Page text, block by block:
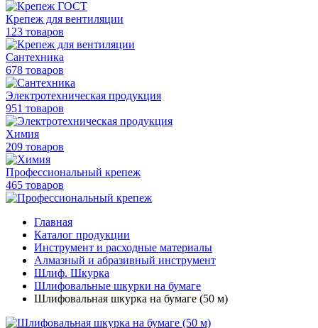
Крепеж для вентиляции
123 товаров
Сантехника
678 товаров
Электротехническая продукция
951 товаров
Химия
209 товаров
Профессиональный крепеж
465 товаров
Главная
Каталог продукции
Инструмент и расходные материалы
Алмазный и абразивный инструмент
Шлиф. Шкурка
Шлифовальные шкурки на бумаге
Шлифовальная шкурка на бумаге (50 м)